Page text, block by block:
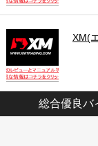
XM(
総合優良バ